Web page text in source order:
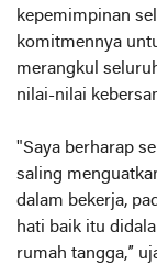
kepemimpinan
komitmennya
merangkul
nilai-nilai
"Saya berharap
saling
dalam bekerja,
hati baik itu
rumah tangga,”